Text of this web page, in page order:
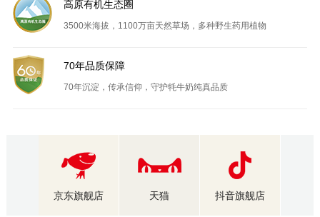
高原有机生态圈
3500米海拔，1100万亩天然草场，多种野生药用植物
70年品质保障
70年沉淀，传承信仰，守护牦牛奶纯真品质
京东旗舰店 天猫 抖音旗舰店